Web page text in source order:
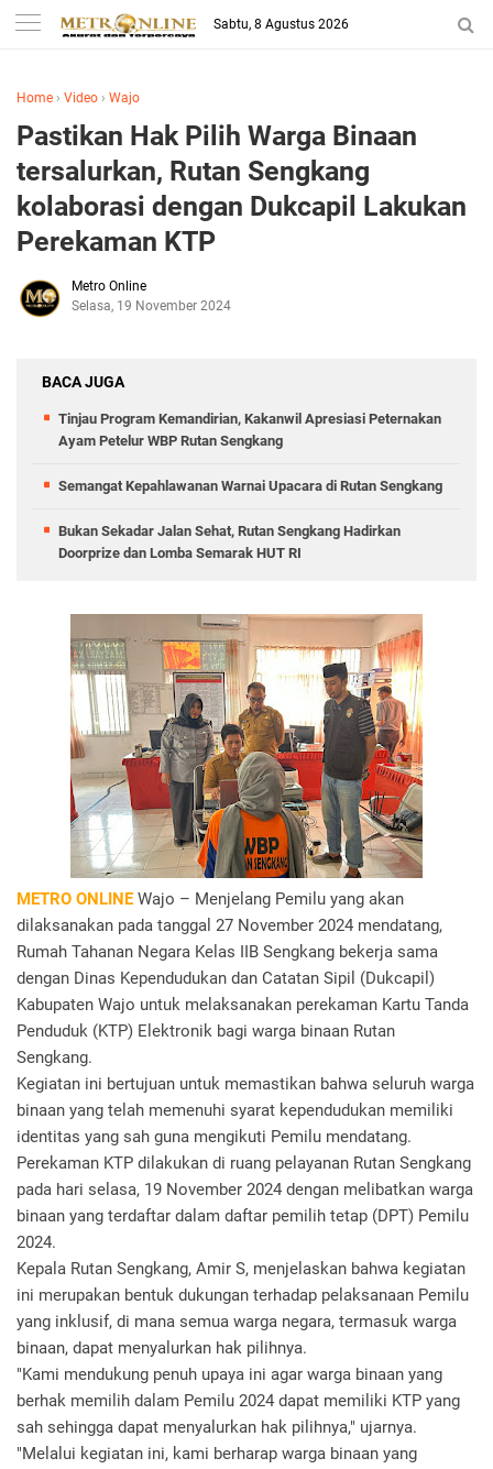
Sabtu, 8 Agustus 2026
Home › Video › Wajo
Pastikan Hak Pilih Warga Binaan
tersalurkan, Rutan Sengkang
kolaborasi dengan Dukcapil Lakukan
Perekaman KTP
Metro Online
Selasa, 19 November 2024
BACA JUGA
Tinjau Program Kemandirian, Kakanwil Apresiasi Peternakan
Ayam Petelur WBP Rutan Sengkang
Semangat Kepahlawanan Warnai Upacara di Rutan Sengkang
Bukan Sekadar Jalan Sehat, Rutan Sengkang Hadirkan
Doorprize dan Lomba Semarak HUT RI
METRO ONLINEWajo – Menjelang Pemilu yang akan
dilaksanakan pada tanggal 27 November 2024 mendatang,
Rumah Tahanan Negara Kelas IIB Sengkang bekerja sama
dengan Dinas Kependudukan dan Catatan Sipil (Dukcapil)
Kabupaten Wajo untuk melaksanakan perekaman Kartu Tanda
Penduduk (KTP) Elektronik bagi warga binaan Rutan
Sengkang.
Kegiatan ini bertujuan untuk memastikan bahwa seluruh warga
binaan yang telah memenuhi syarat kependudukan memiliki
identitas yang sah guna mengikuti Pemilu mendatang.
Perekaman KTP dilakukan di ruang pelayanan Rutan Sengkang
pada hari selasa, 19 November 2024 dengan melibatkan warga
binaan yang terdaftar dalam daftar pemilih tetap (DPT) Pemilu
2024.
Kepala Rutan Sengkang, Amir S, menjelaskan bahwa kegiatan
ini merupakan bentuk dukungan terhadap pelaksanaan Pemilu
yang inklusif, di mana semua warga negara, termasuk warga
binaan, dapat menyalurkan hak pilihnya.
"Kami mendukung penuh upaya ini agar warga binaan yang
berhak memilih dalam Pemilu 2024 dapat memiliki KTP yang
sah sehingga dapat menyalurkan hak pilihnya," ujarnya.
"Melalui kegiatan ini, kami berharap warga binaan yang